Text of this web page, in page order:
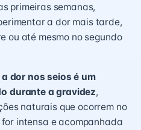
primeiras semanas,
a dor mais tarde,
ou até mesmo no segundo
a dor nos seios é um
durante a gravidez,
naturais que ocorrem no
intensa e acompanhada